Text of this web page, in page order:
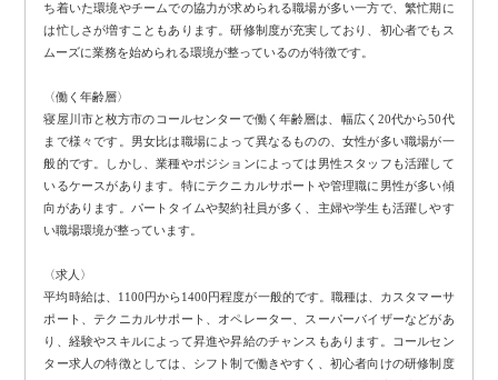
ち着いた環境やチームでの協力が求められる職場が多い一方で、繁忙期に
は忙しさが増すこともあります。研修制度が充実しており、初心者でもス
ムーズに業務を始められる環境が整っているのが特徴です。
〈働く年齢層〉
寝屋川市と枚方市のコールセンターで働く年齢層は、幅広く20代から50代
まで様々です。男女比は職場によって異なるものの、女性が多い職場が一
般的です。しかし、業種やポジションによっては男性スタッフも活躍して
いるケースがあります。特にテクニカルサポートや管理職に男性が多い傾
向があります。パートタイムや契約社員が多く、主婦や学生も活躍しやす
い職場環境が整っています。
〈求人〉
平均時給は、1100円から1400円程度が一般的です。職種は、カスタマーサ
ポート、テクニカルサポート、オペレーター、スーパーバイザーなどがあ
り、経験やスキルによって昇進や昇給のチャンスもあります。コールセン
ター求人の特徴としては、シフト制で働きやすく、初心者向けの研修制度